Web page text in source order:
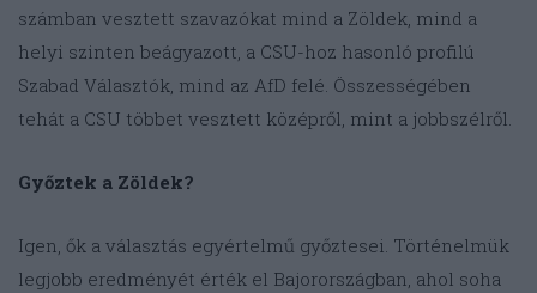
számban vesztett szavazókat mind a Zöldek, mind a
helyi szinten beágyazott, a CSU-hoz hasonló profilú
Szabad Választók, mind az AfD felé. Összességében
tehát a CSU többet vesztett középről, mint a jobbszélről.
Győztek a Zöldek?
Igen, ők a választás egyértelmű győztesei. Történelmük
legjobb eredményét érték el Bajorországban, ahol soha